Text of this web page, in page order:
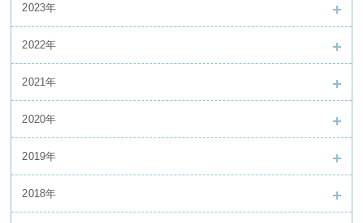
2023年
2022年
2021年
2020年
2019年
2018年